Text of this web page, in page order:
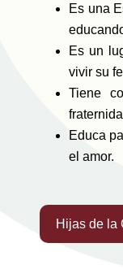
Es una
Es un
vivir su
Tiene
Educa
el amor.
Hijas de la